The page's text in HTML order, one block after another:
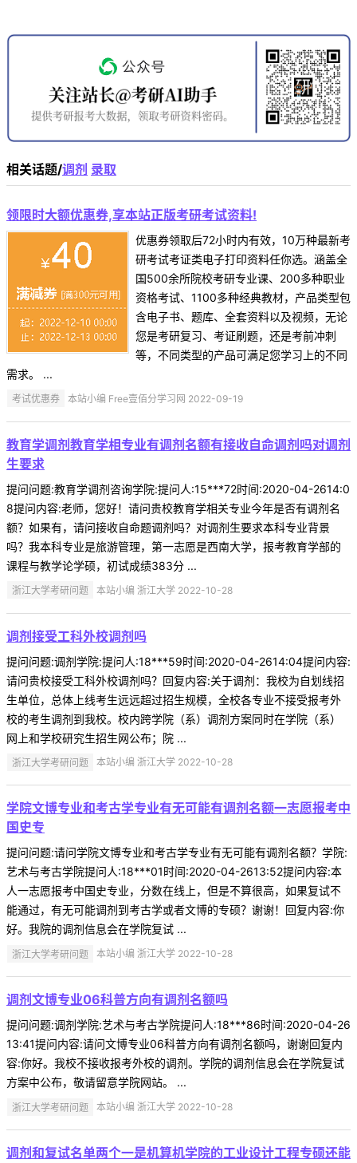
相关话题/调剂 录取
领限时大额优惠券,享本站正版考研考试资料!
优惠券领取后72小时内有效，10万种最新考
研考试考证类电子打印资料任你选。涵盖全
国500余所院校考研专业课、200多种职业
资格考试、1100多种经典教材，产品类型包
含电子书、题库、全套资料以及视频，无论
您是考研复习、考证刷题，还是考前冲刺
等，不同类型的产品可满足您学习上的不同
需求。 ...
考试优惠券 本站小编 Free壹佰分学习网 2022-09-19
教育学调剂教育学相专业有调剂名额有接收自命调剂吗对调剂
生要求
提问问题:教育学调剂咨询学院:提问人:15***72时间:2020-04-2614:0
8提问内容:老师，您好！请问贵校教育学相关专业今年是否有调剂名
额？如果有，请问接收自命题调剂吗？对调剂生要求本科专业背景
吗？我本科专业是旅游管理，第一志愿是西南大学，报考教育学部的
课程与教学论学硕，初试成绩383分 ...
浙江大学考研问题 本站小编 浙江大学 2022-10-28
调剂接受工科外校调剂吗
提问问题:调剂学院:提问人:18***59时间:2020-04-2614:04提问内容:
请问贵校接受工科外校调剂吗？回复内容:关于调剂：我校为自划线招
生单位，总体上线考生远远超过招生规模，全校各专业不接受报考外
校的考生调剂到我校。校内跨学院（系）调剂方案同时在学院（系）
网上和学校研究生招生网公布；院 ...
浙江大学考研问题 本站小编 浙江大学 2022-10-28
学院文博专业和考古学专业有无可能有调剂名额一志愿报考中
国史专
提问问题:请问学院文博专业和考古学专业有无可能有调剂名额？学院:
艺术与考古学院提问人:18***01时间:2020-04-2613:52提问内容:本
人一志愿报考中国史专业，分数在线上，但是不算很高，如果复试不
能通过，有无可能调剂到考古学或者文博的专硕？谢谢！回复内容:你
好。我院的调剂信息会在学院复试 ...
浙江大学考研问题 本站小编 浙江大学 2022-10-28
调剂文博专业06科普方向有调剂名额吗
提问问题:调剂学院:艺术与考古学院提问人:18***86时间:2020-04-26
13:41提问内容:请问文博专业06科普方向有调剂名额吗，谢谢回复内
容:你好。我校不接收报考外校的调剂。学院的调剂信息会在学院复试
方案中公布，敬请留意学院网站。 ...
浙江大学考研问题 本站小编 浙江大学 2022-10-28
调剂和复试名单两个一是机算机学院的工业设计工程专硕还能